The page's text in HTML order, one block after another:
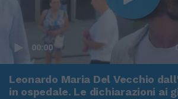
00:00
Leonardo Maria Del Vecchio
in ospedale. Le dichiarazioni ai